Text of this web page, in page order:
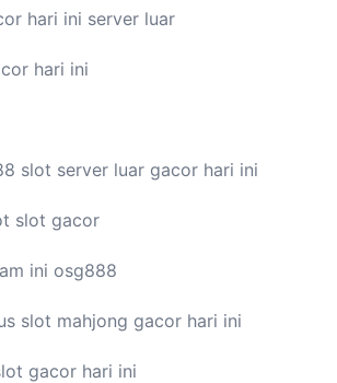
hari ini server luar
hari ini
slot server luar gacor hari ini
slot gacor
ini osg888
slot mahjong gacor hari ini
gacor hari ini